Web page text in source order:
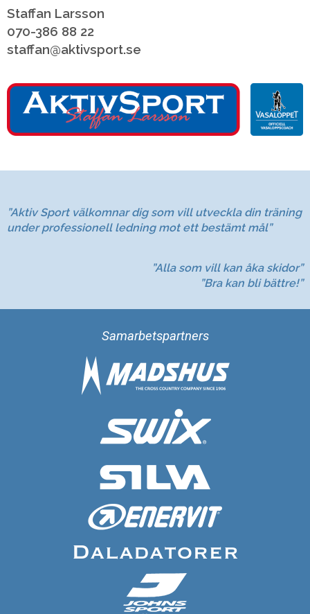
Staffan Larsson
070-386 88 22
staffan@aktivsport.se
”Aktiv Sport välkomnar dig som vill utveckla din träning
under professionell ledning mot ett bestämt mål”
”Alla som vill kan åka skidor”
”Bra kan bli bättre!”
Samarbetspartners